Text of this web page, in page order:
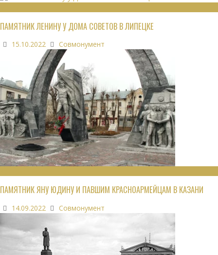
ПАМЯТНИК ЛЕНИНУ У ДОМА СОВЕТОВ В ЛИПЕЦКЕ
15.10.2022 Совмонумент
ПАМЯТНИК ЯНУ ЮДИНУ И ПАВШИМ КРАСНОАРМЕЙЦАМ В КАЗАНИ
14.09.2022 Совмонумент